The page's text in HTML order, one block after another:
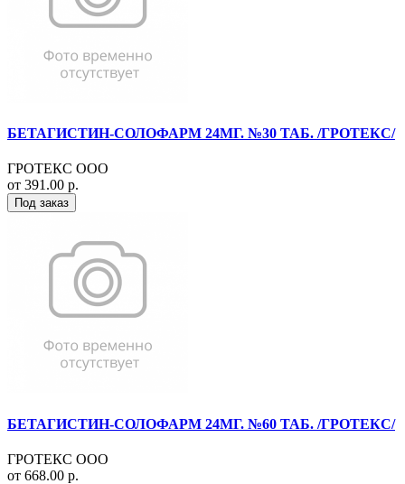
БЕТАГИСТИН-СОЛОФАРМ 24МГ. №30 ТАБ. /ГРОТЕКС/
ГРОТЕКС ООО
от 391.00 р.
Под заказ
БЕТАГИСТИН-СОЛОФАРМ 24МГ. №60 ТАБ. /ГРОТЕКС/
ГРОТЕКС ООО
от 668.00 р.